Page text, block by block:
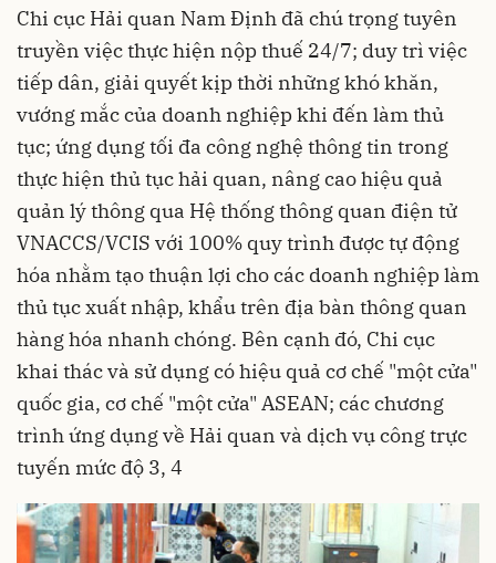
Chi cục Hải quan Nam Định đã chú trọng tuyên
truyền việc thực hiện nộp thuế 24/7; duy trì việc
tiếp dân, giải quyết kịp thời những khó khăn,
vướng mắc của doanh nghiệp khi đến làm thủ
tục; ứng dụng tối đa công nghệ thông tin trong
thực hiện thủ tục hải quan, nâng cao hiệu quả
quản lý thông qua Hệ thống thông quan điện tử
VNACCS/VCIS với 100% quy trình được tự động
hóa nhằm tạo thuận lợi cho các doanh nghiệp làm
thủ tục xuất nhập, khẩu trên địa bàn thông quan
hàng hóa nhanh chóng. Bên cạnh đó, Chi cục
khai thác và sử dụng có hiệu quả cơ chế "một cửa"
quốc gia, cơ chế "một cửa" ASEAN; các chương
trình ứng dụng về Hải quan và dịch vụ công trực
tuyến mức độ 3, 4